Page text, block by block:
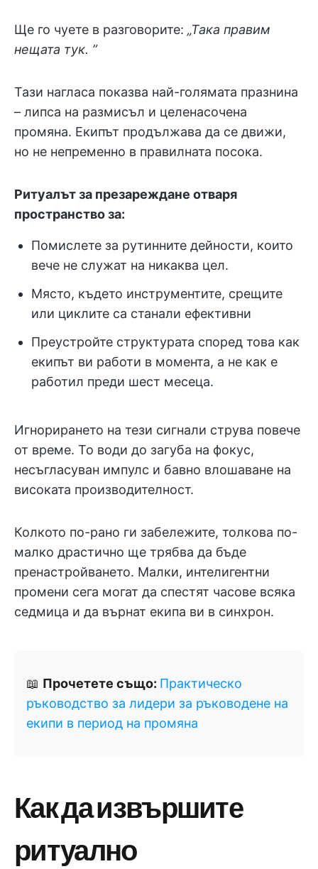
Ще го чуете в разговорите: „Така правим
нещата тук. ”
Тази нагласа показва най-голямата празнина
– липса на размисъл и целенасочена
промяна. Екипът продължава да се движи,
но не непременно в правилната посока.
Ритуалът за презареждане отваря
пространство за:
Помислете за рутинните дейности, които
вече не служат на никаква цел.
Място, където инструментите, срещите
или циклите са станали ефективни
Преустройте структурата според това как
екипът ви работи в момента, а не как е
работил преди шест месеца.
Игнорирането на тези сигнали струва повече
от време. То води до загуба на фокус,
несъгласуван импулс и бавно влошаване на
високата производителност.
Колкото по-рано ги забележите, толкова по-
малко драстично ще трябва да бъде
пренастройването. Малки, интелигентни
промени сега могат да спестят часове всяка
седмица и да върнат екипа ви в синхрон.
📖 Прочетете също: Практическо
ръководство за лидери за ръководене на
екипи в период на промяна
Как да извършите
ритуално